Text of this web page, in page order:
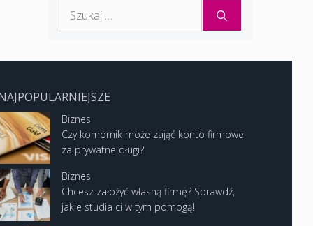
Biznes
Czy komornik może zająć konto firmowe
za prywatne długi?
Biznes
Chcesz założyć własną firmę? Sprawdź,
jakie studia ci w tym pomogą!